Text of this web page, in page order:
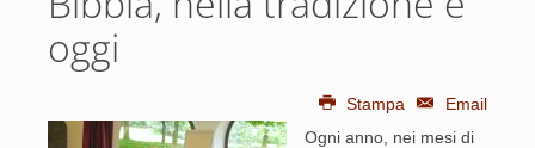
oggi
Stampa
Email
Ogni anno, nei mesi di